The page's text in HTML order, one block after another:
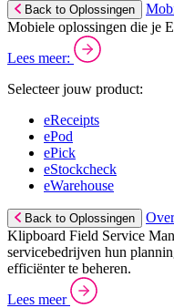
Back to Oplossingen
Mobiele oplossingen die je
Lees meer:
Selecteer jouw product:
eReceipts
ePod
ePick
eStockcheck
eWarehouse
Back to Oplossingen
Klipboard Field Service
servicebedrijven hun
efficiënter te beheren.
Lees meer